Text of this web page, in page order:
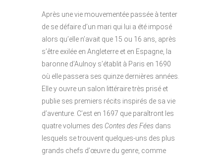
Après une vie mouvementée passée à tenter
de se défaire d’un mari qui lui a été imposé
alors qu’elle n’avait que 15 ou 16 ans, après
s’être exilée en Angleterre et en Espagne, la
baronne d’Aulnoy s’établit à Paris en 1690
où elle passera ses quinze dernières années.
Elle y ouvre un salon littéraire très prisé et
publie ses premiers récits inspirés de sa vie
d’aventure. C’est en 1697 que paraîtront les
quatre volumes des Contes des Fées dans
lesquels se trouvent quelques-uns des plus
grands chefs d’œuvre du genre, comme